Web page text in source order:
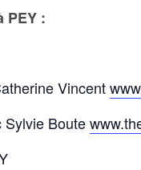
PEY :
Vincent
Sylvie Boute